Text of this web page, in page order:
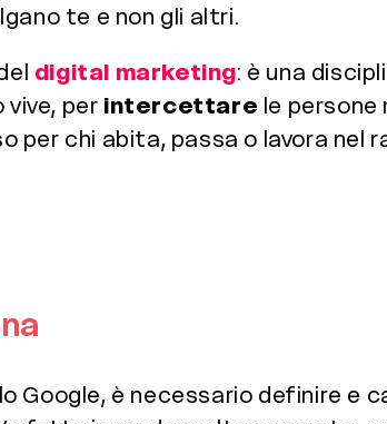
te e non gli altri.
digital marketing: è una
per intercettare le persone
per chi abita, passa o lavora nel
Google, è necessario definire e